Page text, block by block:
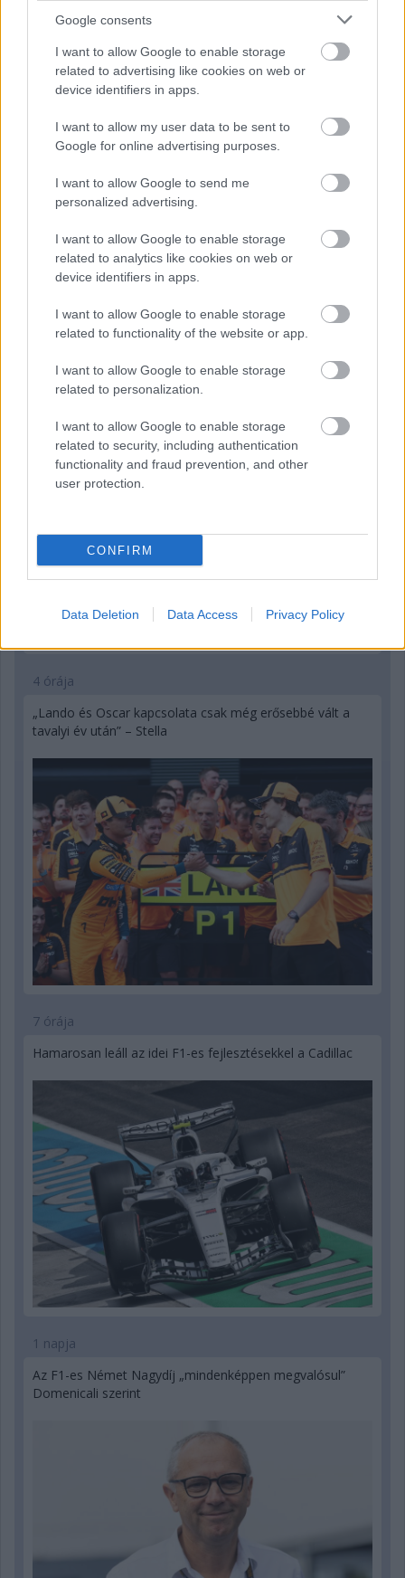
Google consents
I want to allow Google to enable storage
related to advertising like cookies on web or
device identifiers in apps.
I want to allow my user data to be sent to
Google for online advertising purposes.
I want to allow Google to send me
personalized advertising.
I want to allow Google to enable storage
related to analytics like cookies on web or
device identifiers in apps.
I want to allow Google to enable storage
related to functionality of the website or app.
I want to allow Google to enable storage
related to personalization.
I want to allow Google to enable storage
related to security, including authentication
functionality and fraud prevention, and other
user protection.
CONFIRM
Data Deletion Data Access Privacy Policy
Hallgasd meg a Formula Podcast
legfrissebb adását!
Kövess minket a Facebookon
Parc Fermé
3 órája
Domenicali: Több sprint lesz az F1-ben – de nem
mindenhol
4 órája
„Lando és Oscar kapcsolata csak még erősebbé vált a
tavalyi év után” – Stella
7 órája
Hamarosan leáll az idei F1-es fejlesztésekkel a Cadillac
1 napja
Az F1-es Német Nagydíj „mindenképpen megvalósul”
Domenicali szerint